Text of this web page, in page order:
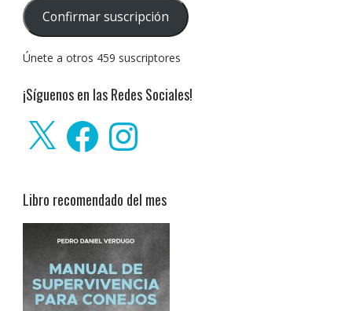
correo
electrónico:
Confirmar suscripción
Únete a otros 459 suscriptores
¡Síguenos en las Redes Sociales!
FacebookInstagram
Libro recomendado del mes